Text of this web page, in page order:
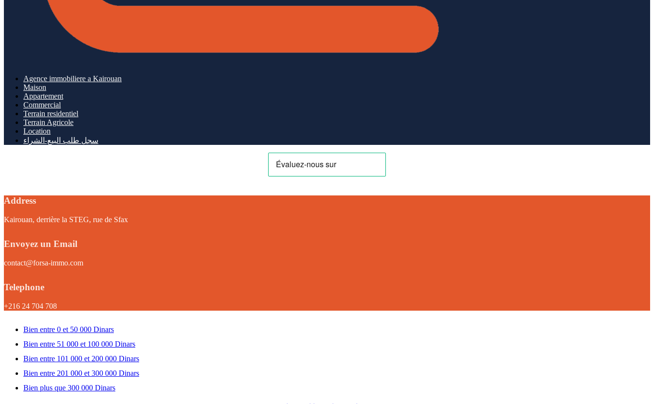
Agence immobiliere a Kairouan
Maison
Appartement
Commercial
Terrain residentiel
Terrain Agricole
Location
سجل طلب البيع-الشراء
Address
Kairouan, derrière la STEG, rue de Sfax
Envoyez un Email
contact@forsa-immo.com
Telephone
+216 24 704 708
Bien entre 0 et 50 000 Dinars
Bien entre 51 000 et 100 000 Dinars
Bien entre 101 000 et 200 000 Dinars
Bien entre 201 000 et 300 000 Dinars
Bien plus que 300 000 Dinars